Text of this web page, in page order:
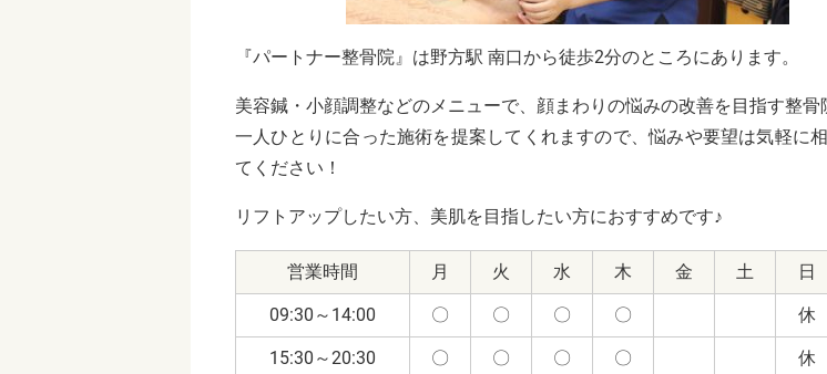
『パートナー整骨院』は野方駅 南口から徒歩2分のところにあります。
美容鍼・小顔調整などのメニューで、顔まわりの悩みの改善を目指す整骨
一人ひとりに合った施術を提案してくれますので、悩みや要望は気軽に
てください！
リフトアップしたい方、美肌を目指したい方におすすめです♪
営業時間 月 火 水 木 金 土 日
09:30～14:00 〇 〇 〇 〇 休
15:30～20:30 〇 〇 〇 〇 休